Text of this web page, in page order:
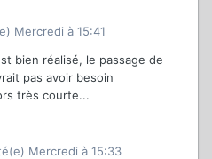
Mercredi à 15:41
bien réalisé, le passage de
pas avoir besoin
très courte...
Mercredi à 15:33